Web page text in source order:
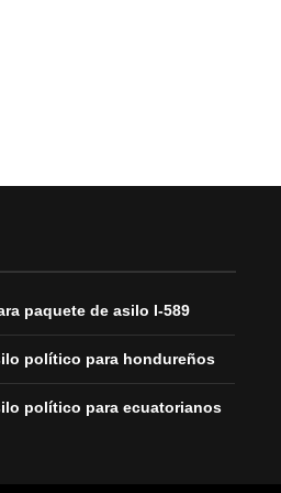
paquete de asilo I-589
político para hondureños
político para ecuatorianos